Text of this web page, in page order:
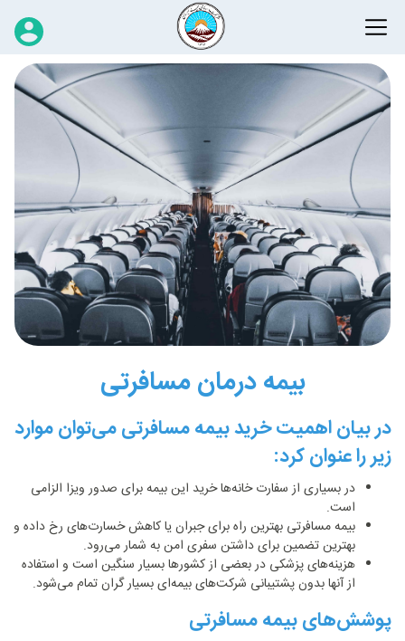
بیمه درمان مسافرتی
در بیان اهمیت خرید بیمه مسافرتی می‌توان موارد
زیر را عنوان کرد:
در بسیاری از سفارت خانه‌ها خرید این بیمه برای صدور ویزا الزامی
است.
بیمه مسافرتی بهترین راه برای جبران یا کاهش خسارت‌های رخ داده و
بهترین تضمین برای داشتن سفری امن به شمار می‌رود.
هزینه‌های پزشکی در بعضی از کشورها بسیار سنگین است و استفاده
از آنها بدون پشتیبانی شرکت‌های بیمه‌ای بسیار گران تمام می‌شود.
پوشش‌های بیمه مسافرتی